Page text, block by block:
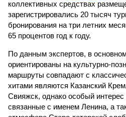
коллективных средствах
зарегистрировались 20 тысяч
бронирования на три летних
65 процентов год к году.
По данным экспертов, в
ориентированы на культурно-
маршруты совпадают с
хитами являются Казанский
Свияжск, однако особый
связанные с именем Ленина, а